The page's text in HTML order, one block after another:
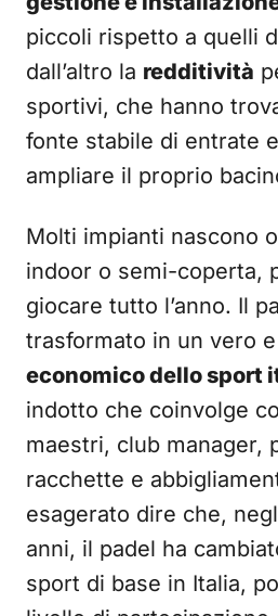
piccoli rispetto a quelli
dall’altro la redditività
sportivi, che hanno
fonte stabile di entrate
ampliare il proprio
Molti impianti nascono
indoor o semi-coperta,
giocare tutto l’anno. Il
trasformato in un vero
economico dello sport
indotto che coinvolge
maestri, club manager,
racchette e
esagerato dire che,
anni, il padel ha
sport di base in Italia,